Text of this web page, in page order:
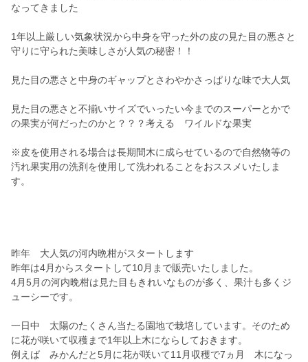
なってきました
1年以上厳しい気象状況から中身を守った外の皮の見た目の悪さと
守りに守られた美味しさが人気の秘密！！
見た目の悪さと中身のギャップとさわやかさっぱりな味で大人気
見た目の悪さと不揃いサイズでいったい今までのスーパーとかで
の果実が何だったのかと？？？考える ワイルドな果実
※皮を使用される場合は長期間木に成らせているので自然物等の
汚れ果実用の洗剤を使用して洗われることをおススメいたしま
す。
昨年 大人気の河内晩柑がスタートします
昨年は4月からスタートして10月まで販売いたしました。
4月5月の河内晩柑は見た目もきれいなものが多く、果汁も多くジ
ューシーです。
一日中 太陽のたくさん当たる園地で栽培しています。そのため
に花が咲いて収穫まで1年以上木にならしておきます。
例えば みかんだと5月に花が咲いて11月収穫で7ヵ月 木になっ